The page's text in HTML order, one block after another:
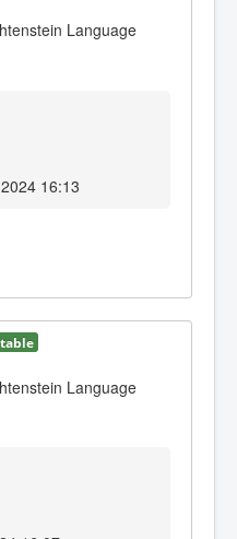
Language
16:13
Language